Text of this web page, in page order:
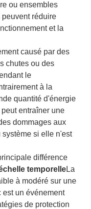
ou ensembles
réduire
et la
causé par des
chutes ou des
le
à la
quantité d'énergie
entraîner une
dommages aux
si elle n'est
différence
temporelleLa
à modéré sur une
est un événement
de protection